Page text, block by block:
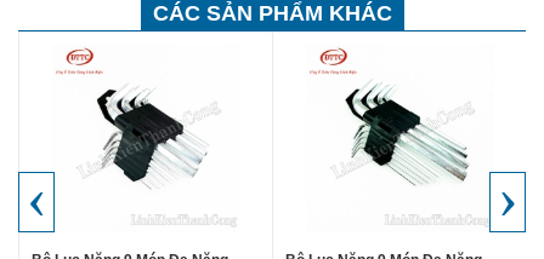
CÁC SẢN PHẨM KHÁC
‹ ›